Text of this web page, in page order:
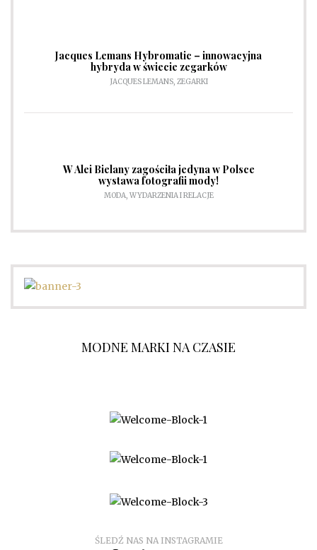
Jacques Lemans Hybromatic – innowacyjna
hybryda w świecie zegarków
JACQUES LEMANS, ZEGARKI
W Alei Bielany zagościła jedyna w Polsce
wystawa fotografii mody!
MODA, WYDARZENIA I RELACJE
MODNE MARKI NA CZASIE
WSPÓŁPRACA
ŚLEDŹ NAS NA INSTAGRAMIE